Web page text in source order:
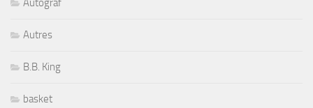
Autograf
Autres
B.B. King
basket